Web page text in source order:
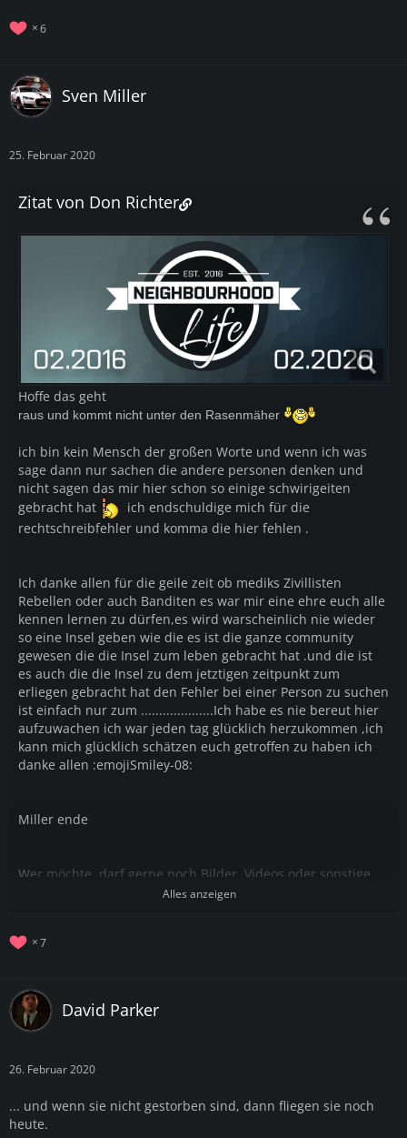
6
Sven Miller
25. Februar 2020
Zitat von Don Richter
Hoffe das geht
raus und kommt nicht unter den Rasenmäher
ich bin kein Mensch der großen Worte und wenn ich was
sage dann nur sachen die andere personen denken und
nicht sagen das mir hier schon so einige schwirigeiten
gebracht hat
ich endschuldige mich für die
rechtschreibfehler und komma die hier fehlen .
Ich danke allen für die geile zeit ob mediks Zivillisten
Rebellen oder auch Banditen es war mir eine ehre euch alle
kennen lernen zu dürfen,es wird warscheinlich nie wieder
so eine Insel geben wie die es ist die ganze community
gewesen die die Insel zum leben gebracht hat .und die ist
es auch die die Insel zu dem jetztigen zeitpunkt zum
erliegen gebracht hat den Fehler bei einer Person zu suchen
ist einfach nur zum ....................Ich habe es nie bereut hier
aufzuwachen ich war jeden tag glücklich herzukommen ,ich
kann mich glücklich schätzen euch getroffen zu haben ich
danke allen :emojiSmiley-08:
Miller ende
Wer möchte, darf gerne noch Bilder, Videos oder sonstige
Alles anzeigen
7
David Parker
26. Februar 2020
... und wenn sie nicht gestorben sind, dann fliegen sie noch
heute.